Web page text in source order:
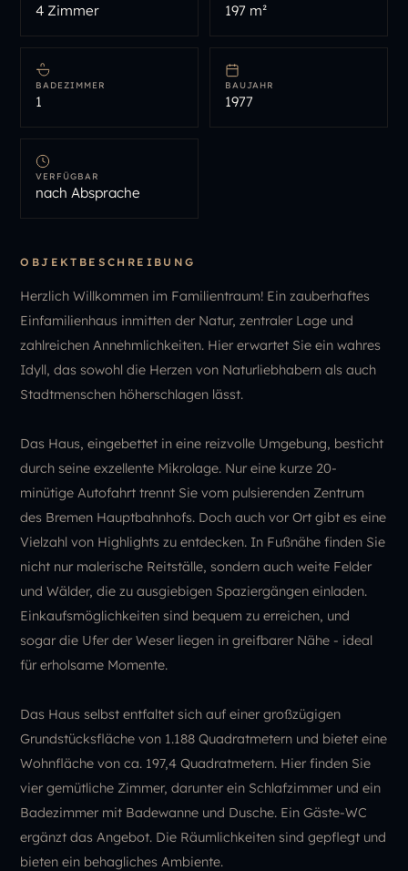
4 Zimmer 197 m²
BADEZIMMER
1
BAUJAHR
1977
VERFÜGBAR
nach Absprache
OBJEKTBESCHREIBUNG
Herzlich Willkommen im Familientraum! Ein zauberhaftes
Einfamilienhaus inmitten der Natur, zentraler Lage und
zahlreichen Annehmlichkeiten. Hier erwartet Sie ein wahres
Idyll, das sowohl die Herzen von Naturliebhabern als auch
Stadtmenschen höherschlagen lässt.
Das Haus, eingebettet in eine reizvolle Umgebung, besticht
durch seine exzellente Mikrolage. Nur eine kurze 20-
minütige Autofahrt trennt Sie vom pulsierenden Zentrum
des Bremen Hauptbahnhofs. Doch auch vor Ort gibt es eine
Vielzahl von Highlights zu entdecken. In Fußnähe finden Sie
nicht nur malerische Reitställe, sondern auch weite Felder
und Wälder, die zu ausgiebigen Spaziergängen einladen.
Einkaufsmöglichkeiten sind bequem zu erreichen, und
sogar die Ufer der Weser liegen in greifbarer Nähe - ideal
für erholsame Momente.
Das Haus selbst entfaltet sich auf einer großzügigen
Grundstücksfläche von 1.188 Quadratmetern und bietet eine
Wohnfläche von ca. 197,4 Quadratmetern. Hier finden Sie
vier gemütliche Zimmer, darunter ein Schlafzimmer und ein
Badezimmer mit Badewanne und Dusche. Ein Gäste-WC
ergänzt das Angebot. Die Räumlichkeiten sind gepflegt und
bieten ein behagliches Ambiente.